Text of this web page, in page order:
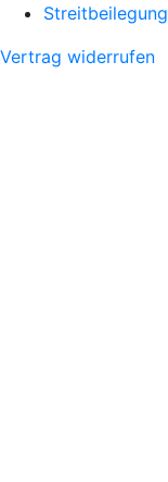
Streitbeilegung
Vertrag widerrufen